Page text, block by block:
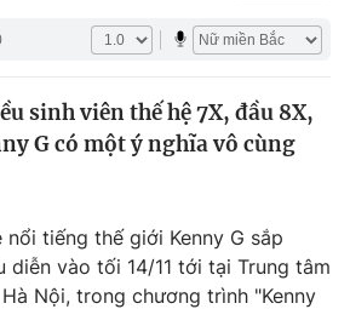
sinh viên thế hệ 7X, đầu 8X,
G có một ý nghĩa vô cùng
nổi tiếng thế giới Kenny G sắp
diễn vào tối 14/11 tới tại Trung tâm
Nội, trong chương trình "Kenny